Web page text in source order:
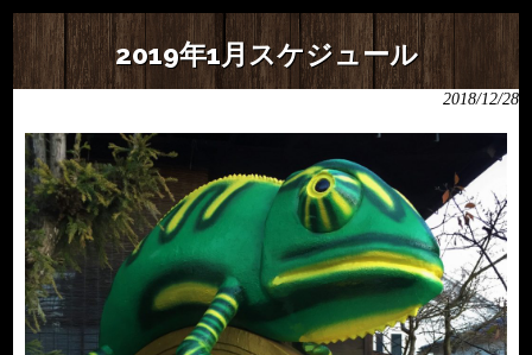
2019年1月スケジュール
2018/12/28